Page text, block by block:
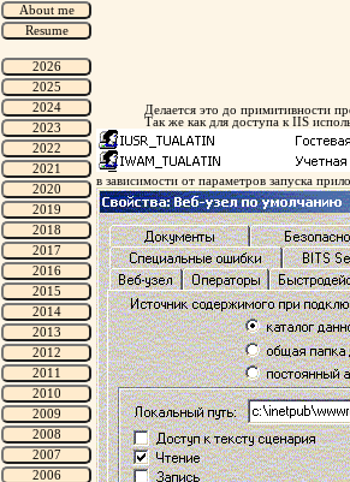
Делается это до примитивности
Так же как для доступа к IIS
в зависимости от параметров запуска